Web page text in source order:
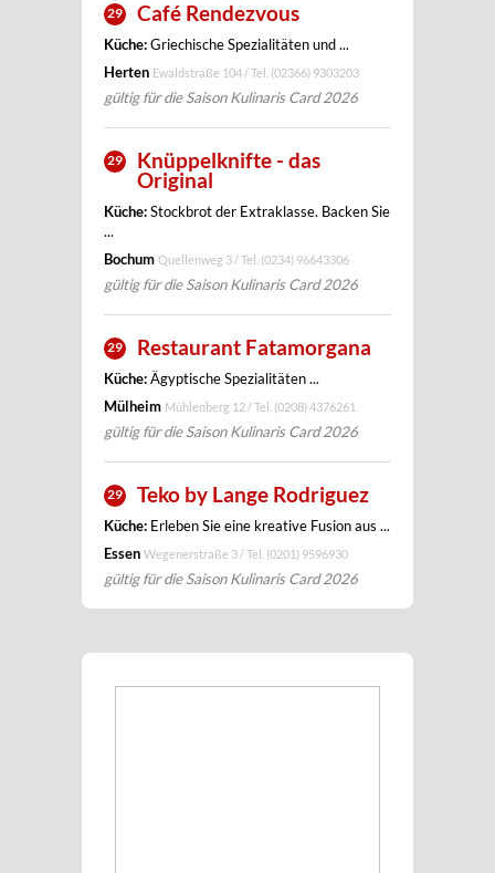
29 Café Rendezvous
Küche:Griechische Spezialitäten und ...
Herten Ewaldstraße 104 / Tel. (02366) 9303203
gültig für die Saison Kulinaris Card 2026
29
Knüppelknifte - das
Original
Küche:Stockbrot der Extraklasse. Backen Sie
...
Bochum Quellenweg 3 / Tel. (0234) 96643306
gültig für die Saison Kulinaris Card 2026
29 Restaurant Fatamorgana
Küche:Ägyptische Spezialitäten ...
Mülheim Mühlenberg 12 / Tel. (0208) 4376261
gültig für die Saison Kulinaris Card 2026
29 Teko by Lange Rodriguez
Küche: Erleben Sie eine kreative Fusion aus ...
Essen Wegenerstraße 3 / Tel. (0201) 9596930
gültig für die Saison Kulinaris Card 2026